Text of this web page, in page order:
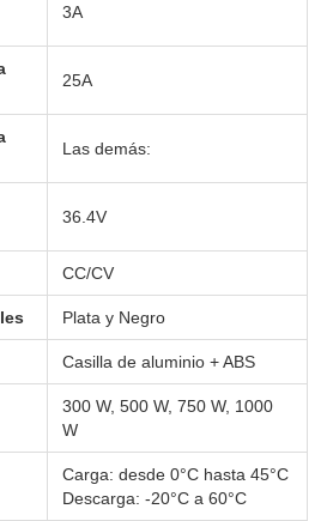
3A
25A
Las demás:
36.4V
CC/CV
Plata y Negro
Casilla de aluminio + ABS
300 W, 500 W, 750 W, 1000
W
Carga: desde 0°C hasta 45°C
Descarga: -20°C a 60°C